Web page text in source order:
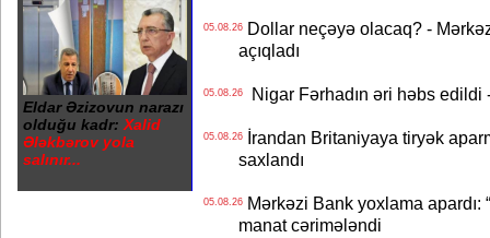
Eldar Əzizovun narazı
olduğu kadr: Xalid
Ələkbərov yola
salınır...
05.08.26Dollar neçəyə olacaq? -
açıqladı
05.08.26Nigar Fərhadın əri həbs edildi
05.08.26İrandan Britaniyaya tiryək
saxlandı
05.08.26Mərkəzi Bank yoxlama apardı:
manat cərimələndi